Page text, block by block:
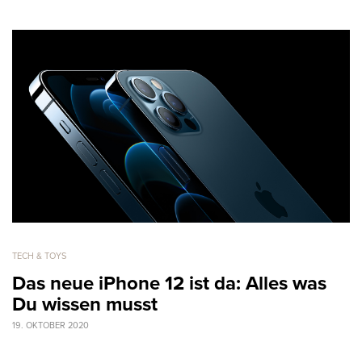
TECH & TOYS
Das neue iPhone 12 ist da: Alles was
Du wissen musst
19. OKTOBER 2020